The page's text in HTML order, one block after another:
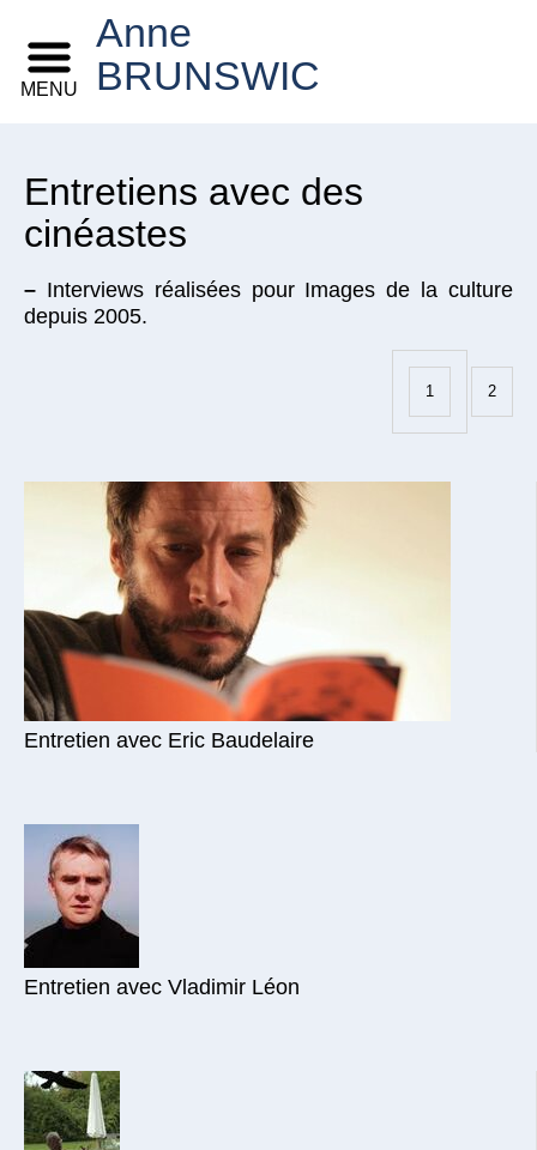
Anne
BRUNSWIC
MENU
Entretiens avec des
cinéastes
– Interviews réalisées pour Images de la culture
depuis 2005.
1 2
Entretien avec Eric Baudelaire
Entretien avec Vladimir Léon